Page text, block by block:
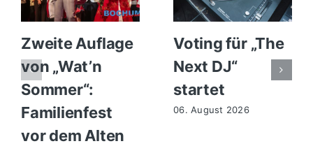
Zweite Auflage
von „Wat’n
Sommer“:
Familienfest
vor dem Alten
Voting für „The
Next DJ“
startet
06. August 2026